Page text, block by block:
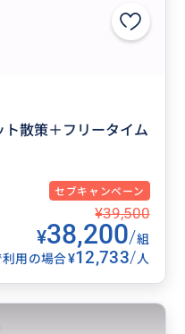
散策＋フリータイム
セブキャンペーン
¥39,500
¥38,200/組
用の場合¥12,733/人